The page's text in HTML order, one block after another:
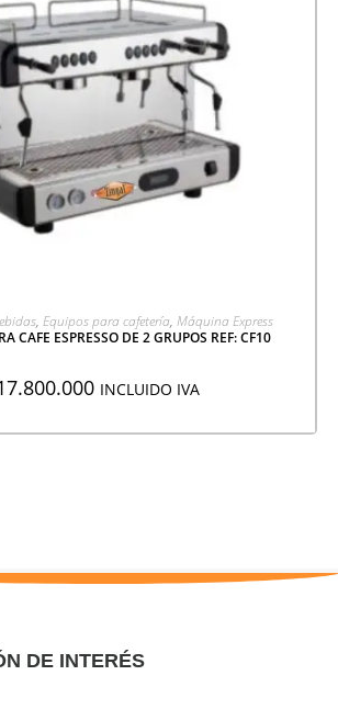
AGREGAR A COTIZACIÓN
, Equipos para cafetería, Máquina Express
CAFE ESPRESSO DE 2 GRUPOS REF: CF10
INCLUIDO IVA
DE INTERÉS